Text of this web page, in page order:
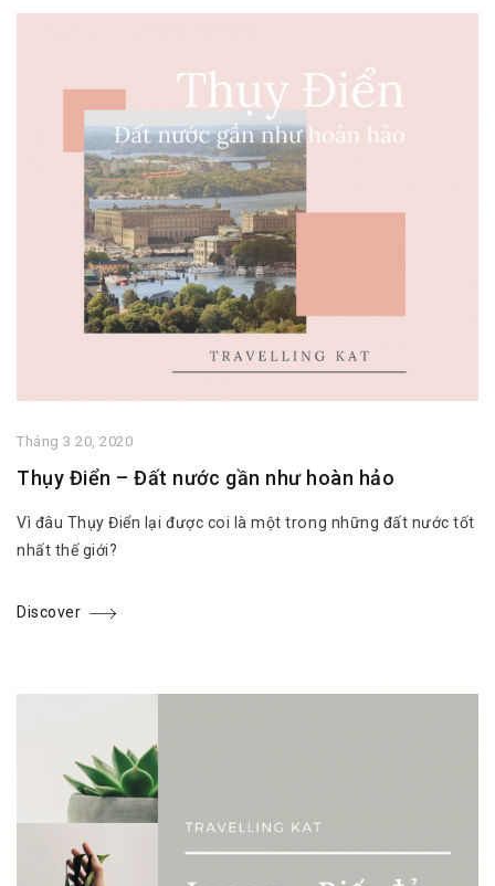
Tháng 3 20, 2020
Thụy Điển – Đất nước gần như hoàn hảo
Vì đâu Thụy Điển lại được coi là một trong những đất nước tốt
nhất thế giới?
Discover